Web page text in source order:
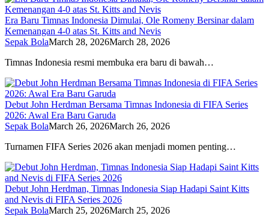
Era Baru Timnas Indonesia Dimulai, Ole Romeny Bersinar dalam
Kemenangan 4-0 atas St. Kitts and Nevis
Sepak BolaMarch 28, 2026March 28, 2026
Timnas Indonesia resmi membuka era baru di bawah…
Debut John Herdman Bersama Timnas Indonesia di FIFA Series
2026: Awal Era Baru Garuda
Sepak BolaMarch 26, 2026March 26, 2026
Turnamen FIFA Series 2026 akan menjadi momen penting…
Debut John Herdman, Timnas Indonesia Siap Hadapi Saint Kitts
and Nevis di FIFA Series 2026
Sepak BolaMarch 25, 2026March 25, 2026